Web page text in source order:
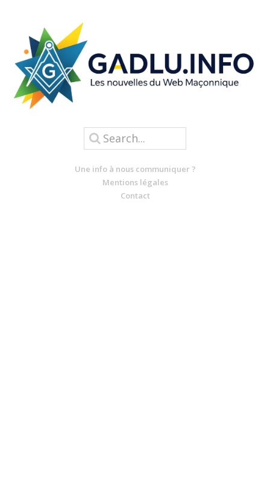
Une info à nous communiquer ?
Mentions légales
Contact